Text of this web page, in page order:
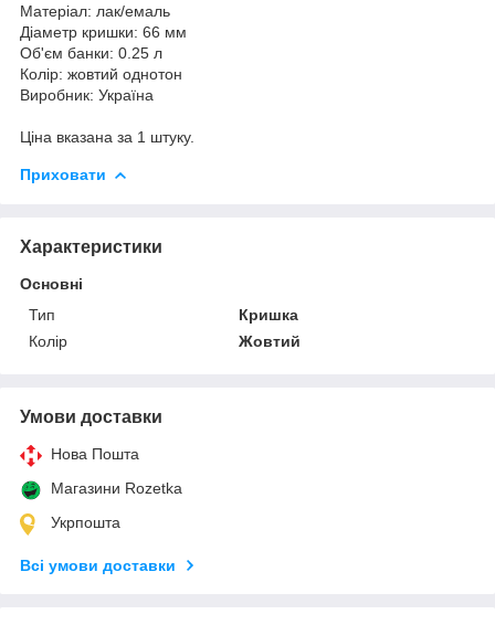
Матеріал: лак/емаль
Діаметр кришки: 66 мм
Об'єм банки: 0.25 л
Колір: жовтий однотон
Виробник: Україна
Ціна вказана за 1 штуку.
Приховати
Характеристики
Основні
Тип
Кришка
Колір
Жовтий
Умови доставки
Нова Пошта
Магазини Rozetka
Укрпошта
Всі умови доставки